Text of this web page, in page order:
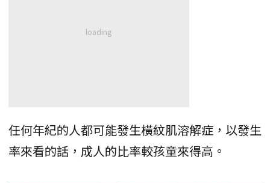
任何年紀的人都可能發生橫紋肌溶解症，以發生
率來看的話，成人的比率較孩童來得高。